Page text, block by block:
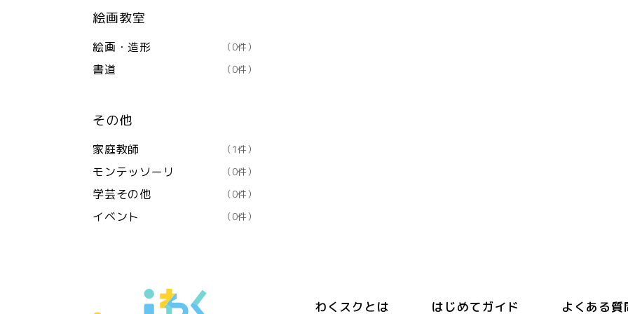
絵画教室
絵画・造形 （0件）
書道 （0件）
その他
家庭教師 （1件）
モンテッソーリ （0件）
学芸その他 （0件）
イベント （0件）
わくスクとは はじめてガイド よくある質